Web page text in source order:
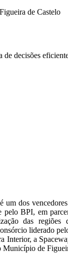
de Castelo
decisões
dos
pelo BPI, em
das
liderado
Interior, a
Município de